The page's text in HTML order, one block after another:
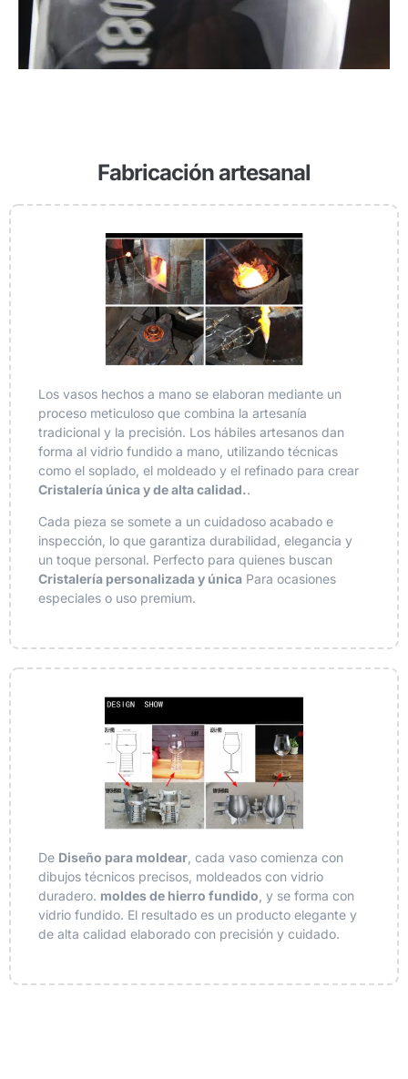
Fabricación artesanal
Los vasos hechos a mano se elaboran mediante un
proceso meticuloso que combina la artesanía
tradicional y la precisión. Los hábiles artesanos dan
forma al vidrio fundido a mano, utilizando técnicas
como el soplado, el moldeado y el refinado para crear
Cristalería única y de alta calidad..
Cada pieza se somete a un cuidadoso acabado e
inspección, lo que garantiza durabilidad, elegancia y
un toque personal. Perfecto para quienes buscan
Cristalería personalizada y única Para ocasiones
especiales o uso premium.
De Diseño para moldear , cada vaso comienza con
dibujos técnicos precisos, moldeados con vidrio
duradero. moldes de hierro fundido , y se forma con
vidrio fundido. El resultado es un producto elegante y
de alta calidad elaborado con precisión y cuidado.